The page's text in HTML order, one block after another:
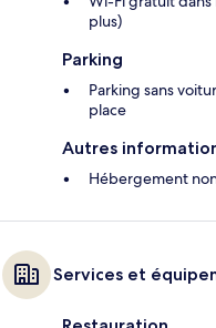
plus)
Parking
Parking sans
place
Autres
Hébergement
Services et